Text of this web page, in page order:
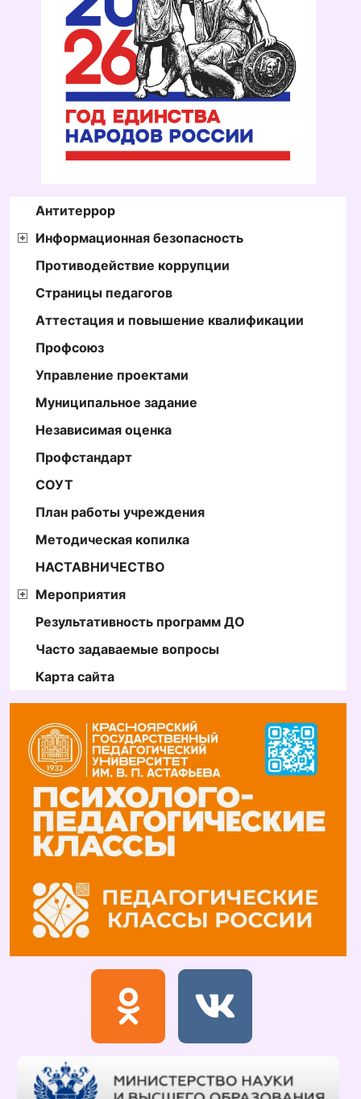
Антитеррор
Информационная безопасность
Противодействие коррупции
Страницы педагогов
Аттестация и повышение квалификации
Профсоюз
Управление проектами
Муниципальное задание
Независимая оценка
Профстандарт
СОУТ
План работы учреждения
Методическая копилка
НАСТАВНИЧЕСТВО
Мероприятия
Результативность программ ДО
Часто задаваемые вопросы
Карта сайта